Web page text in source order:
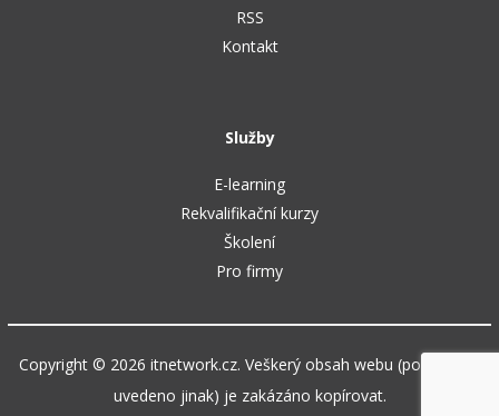
RSS
Kontakt
Služby
E-learning
Rekvalifikační kurzy
Školení
Pro firmy
Copyright © 2026 itnetwork.cz. Veškerý obsah webu (pokud není
uvedeno jinak) je zakázáno kopírovat.